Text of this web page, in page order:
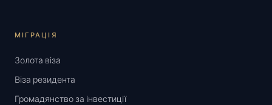
МІГРАЦІЯ
Золота віза
Віза резидента
Громадянство за інвестиції